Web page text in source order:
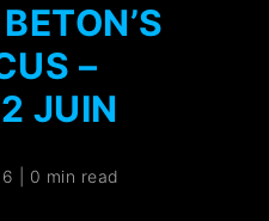
–
JUIN
0 min read